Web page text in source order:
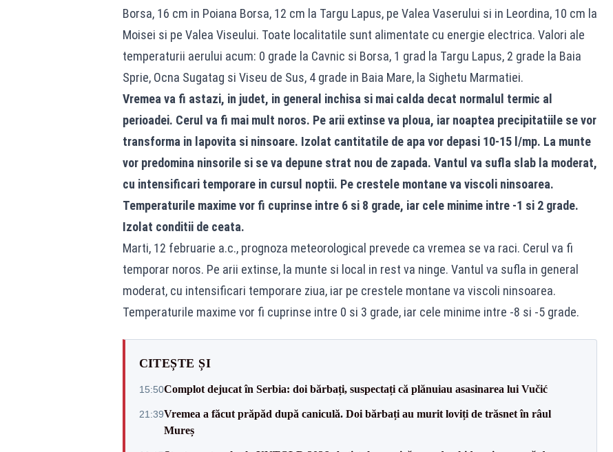
Borsa, 16 cm in Poiana Borsa, 12 cm la Targu Lapus, pe Valea Vaserului si in Leordina, 10 cm la
Moisei si pe Valea Viseului. Toate localitatile sunt alimentate cu energie electrica. Valori ale
temperaturii aerului acum: 0 grade la Cavnic si Borsa, 1 grad la Targu Lapus, 2 grade la Baia
Sprie, Ocna Sugatag si Viseu de Sus, 4 grade in Baia Mare, la Sighetu Marmatiei.
Vremea va fi astazi, in judet, in general inchisa si mai calda decat normalul termic al
perioadei. Cerul va fi mai mult noros. Pe arii extinse va ploua, iar noaptea precipitatiile se vor
transforma in lapovita si ninsoare. Izolat cantitatile de apa vor depasi 10-15 l/mp. La munte
vor predomina ninsorile si se va depune strat nou de zapada. Vantul va sufla slab la moderat,
cu intensificari temporare in cursul noptii. Pe crestele montane va viscoli ninsoarea.
Temperaturile maxime vor fi cuprinse intre 6 si 8 grade, iar cele minime intre -1 si 2 grade.
Izolat conditii de ceata.
Marti, 12 februarie a.c., prognoza meteorological prevede ca vremea se va raci. Cerul va fi
temporar noros. Pe arii extinse, la munte si local in rest va ninge. Vantul va sufla in general
moderat, cu intensificari temporare ziua, iar pe crestele montane va viscoli ninsoarea.
Temperaturile maxime vor fi cuprinse intre 0 si 3 grade, iar cele minime intre -8 si -5 grade.
CITEȘTE ȘI
15:50Complot dejucat în Serbia: doi bărbați, suspectați că plănuiau asasinarea lui Vučić
21:39Vremea a făcut prăpăd după caniculă. Doi bărbați au murit loviți de trăsnet în râul
Mureș